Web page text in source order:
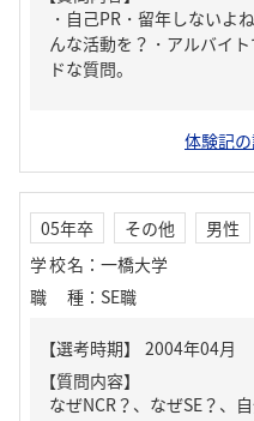
・自己PR・留年しないよ
んな活動を？・アルバイ
ドな質問。
体験記
05年卒 その他
男性
学校名 ： 一橋大学
職種 ： SE職
【質問内容】
なぜNCR？、なぜSE？、